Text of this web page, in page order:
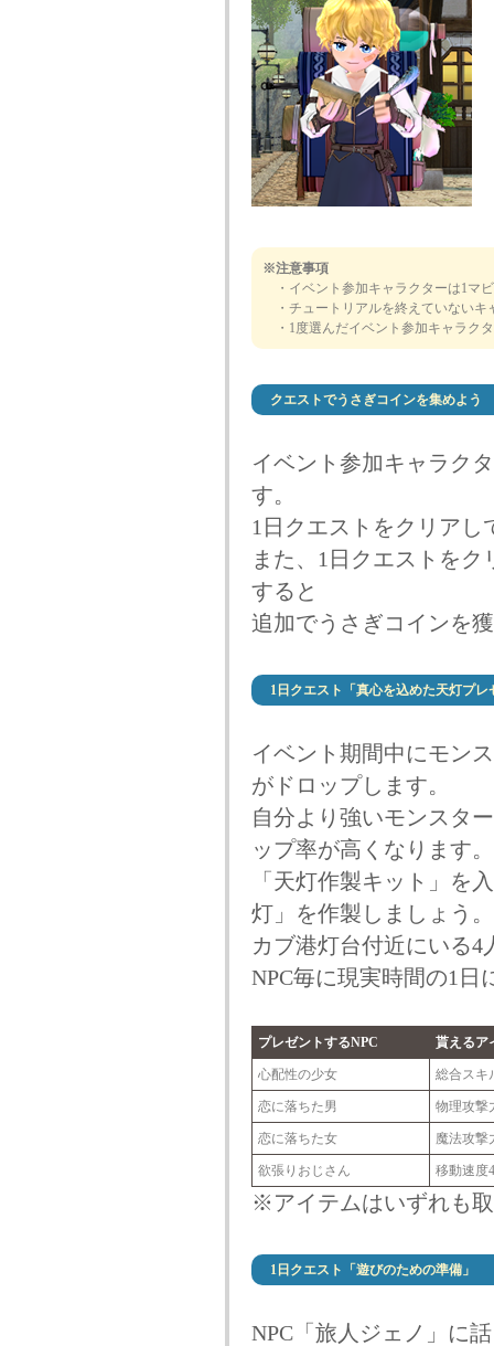
※注意事項
・イベント参加キャラクターは1マ
・チュートリアルを終えていないキ
・1度選んだイベント参加キャラク
クエストでうさぎコインを集めよう
イベント参加キャラク
す。
1日クエストをクリア
また、1日クエストを
すると
追加でうさぎコインを
1日クエスト「真心を込めた天灯プレ
イベント期間中にモン
がドロップします。
自分より強いモンスタ
ップ率が高くなります。
「天灯作製キット」を
灯」を作製しましょう。
カブ港灯台付近にいる4
NPC毎に現実時間の1日
プレゼントするNPC 貰えるア
心配性の少女 総合スキ
恋に落ちた男 物理攻撃
恋に落ちた女 魔法攻撃
欲張りおじさん 移動速度
※アイテムはいずれも
1日クエスト「遊びのための準備」
NPC「旅人ジェノ」に